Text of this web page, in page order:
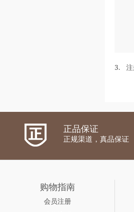
3.
正品保证
正规渠道，真品保证
购物指南
会员注册